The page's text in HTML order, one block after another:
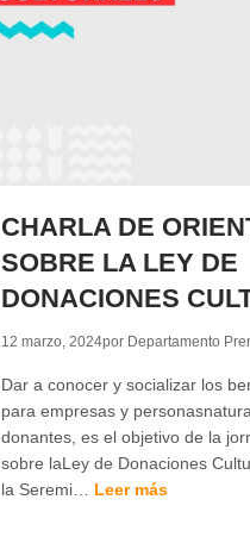
CHARLA DE
SOBRE LA LEY DE
DONACIONES
12 marzo, 2024por Departamento
Dar a conocer y socializar los
para empresas y
donantes, es el objetivo de la
sobre laLey de Donaciones
la Seremi… Leer más